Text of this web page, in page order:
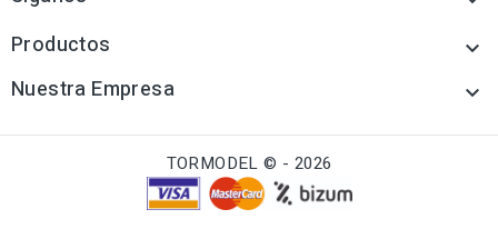
Productos 
Nuestra Empresa 
TORMODEL © - 2026